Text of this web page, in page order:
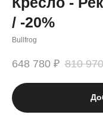
/ -20%
Bullfrog
648 780 ₽ 810 970